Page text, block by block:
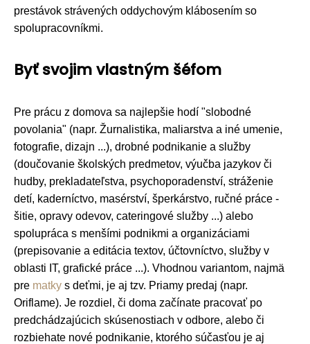
prestávok strávených oddychovým klábosením so
spolupracovníkmi.
Byť svojim vlastným šéfom
Pre prácu z domova sa najlepšie hodí "slobodné
povolania" (napr. Žurnalistika, maliarstva a iné umenie,
fotografie, dizajn ...), drobné podnikanie a služby
(doučovanie školských predmetov, výučba jazykov či
hudby, prekladateľstva, psychoporadenství, stráženie
detí, kaderníctvo, masérství, šperkárstvo, ručné práce -
šitie, opravy odevov, cateringové služby ...) alebo
spolupráca s menšími podnikmi a organizáciami
(prepisovanie a editácia textov, účtovníctvo, služby v
oblasti IT, grafické práce ...). Vhodnou variantom, najmä
pre matky s deťmi, je aj tzv. Priamy predaj (napr.
Oriflame). Je rozdiel, či doma začínate pracovať po
predchádzajúcich skúsenostiach v odbore, alebo či
rozbiehate nové podnikanie, ktorého súčasťou je aj